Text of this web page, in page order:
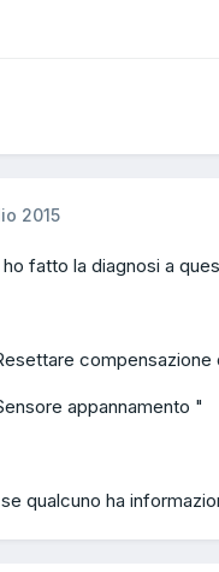
2015
fatto la diagnosi a
compensazione
appannamento "
qualcuno ha